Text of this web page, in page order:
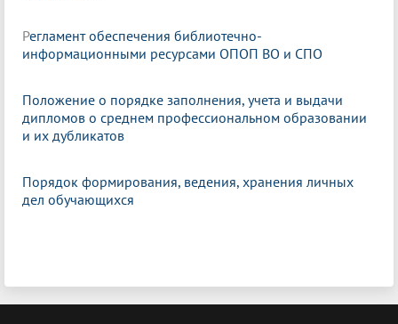
Регламент обеспечения библиотечно-
информационными ресурсами ОПОП ВО и СПО
Положение о порядке заполнения, учета и выдачи
дипломов о среднем профессиональном образовании
и их дубликатов
Порядок формирования, ведения, хранения личных
дел обучающихся